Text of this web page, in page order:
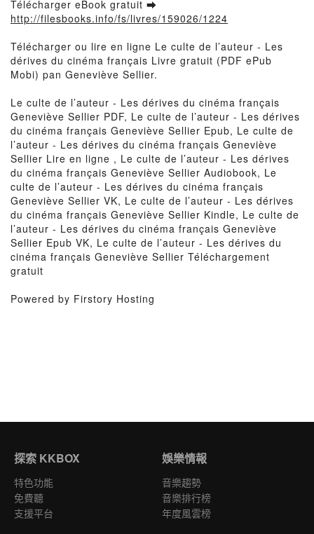
Télécharger eBook gratuit ➡
http://filesbooks.info/fs/livres/159026/1224
Télécharger ou lire en ligne Le culte de l’auteur - Les
dérives du cinéma français Livre gratuit (PDF ePub
Mobi) pan Geneviève Sellier.
Le culte de l’auteur - Les dérives du cinéma français
Geneviève Sellier PDF, Le culte de l’auteur - Les dérives
du cinéma français Geneviève Sellier Epub, Le culte de
l’auteur - Les dérives du cinéma français Geneviève
Sellier Lire en ligne , Le culte de l’auteur - Les dérives
du cinéma français Geneviève Sellier Audiobook, Le
culte de l’auteur - Les dérives du cinéma français
Geneviève Sellier VK, Le culte de l’auteur - Les dérives
du cinéma français Geneviève Sellier Kindle, Le culte de
l’auteur - Les dérives du cinéma français Geneviève
Sellier Epub VK, Le culte de l’auteur - Les dérives du
cinéma français Geneviève Sellier Téléchargement
gratuit
Powered by Firstory Hosting
探索 KKBOX
特色功能
免費聽
支援平台
娛樂情報
音樂趨勢
音樂排行榜
年度風雲榜